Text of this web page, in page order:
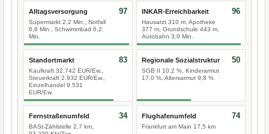
Alltagsversorgung
Supermarkt 2,2 Min., Notfall
6,6 Min., Schwimmbad 6,2
Min.
97 INKAR-Erreichbarkeit
Hausarzt 310 m, Apotheke
377 m, Grundschule 443 m,
Autobahn 3,0 Min.
96
Standortmarkt
Kaufkraft 32.742 EUR/Ew.,
Steuerkraft 2.932 EUR/Ew.,
Einzelhandel 9.531
EUR/Ew.
83 Regionale Sozialstruktur
SGB II 10,2 %, Kinderarmut
17,0 %, Altersarmut 9,8 %
50
Fernstraßenumfeld
BASt-Zählstelle 2,7 km,
34 Flughafenumfeld
Frankfurt am Main 17,5 km
74